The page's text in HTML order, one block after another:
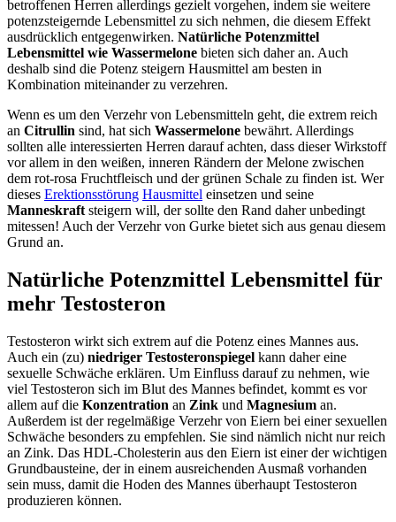
betroffenen Herren allerdings gezielt vorgehen, indem sie weitere
potenzsteigernde Lebensmittel zu sich nehmen, die diesem Effekt
ausdrücklich entgegenwirken. Natürliche Potenzmittel
Lebensmittel wie Wassermelone bieten sich daher an. Auch
deshalb sind die Potenz steigern Hausmittel am besten in
Kombination miteinander zu verzehren.
Wenn es um den Verzehr von Lebensmitteln geht, die extrem reich
an Citrullin sind, hat sich Wassermelone bewährt. Allerdings
sollten alle interessierten Herren darauf achten, dass dieser Wirkstoff
vor allem in den weißen, inneren Rändern der Melone zwischen
dem rot-rosa Fruchtfleisch und der grünen Schale zu finden ist. Wer
dieses Erektionsstörung Hausmittel einsetzen und seine
Manneskraft steigern will, der sollte den Rand daher unbedingt
mitessen! Auch der Verzehr von Gurke bietet sich aus genau diesem
Grund an.
Natürliche Potenzmittel Lebensmittel für
mehr Testosteron
Testosteron wirkt sich extrem auf die Potenz eines Mannes aus.
Auch ein (zu) niedriger Testosteronspiegel kann daher eine
sexuelle Schwäche erklären. Um Einfluss darauf zu nehmen, wie
viel Testosteron sich im Blut des Mannes befindet, kommt es vor
allem auf die Konzentration an Zink und Magnesium an.
Außerdem ist der regelmäßige Verzehr von Eiern bei einer sexuellen
Schwäche besonders zu empfehlen. Sie sind nämlich nicht nur reich
an Zink. Das HDL-Cholesterin aus den Eiern ist einer der wichtigen
Grundbausteine, der in einem ausreichenden Ausmaß vorhanden
sein muss, damit die Hoden des Mannes überhaupt Testosteron
produzieren können.